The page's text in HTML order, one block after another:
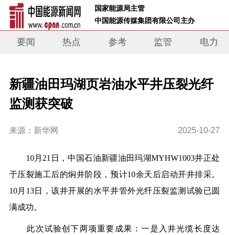
国家能源局主管
中国能源传媒集团有限公司主办
要闻 热点 参考 监管 电力
新疆油田玛湖页岩油水平井压裂光纤
监测获突破
来源：新华网 2025-10-27
10月21日，中国石油新疆油田玛湖MYHW1003井正处
于压裂施工后的焖井阶段，预计10余天后启动开井排采。
10月13日，该井开展的水平井管外光纤压裂监测试验已圆
满成功。
此次试验创下两项重要成果：一是入井光缆长度达